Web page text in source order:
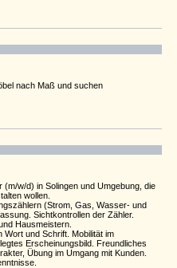
nach Maß und suchen
w/d) in Solingen und Umgebung, die
wollen.
(Strom, Gas, Wasser- und
Sichtkontrollen der Zähler.
Hausmeistern.
und Schrift. Mobilität im
Erscheinungsbild. Freundliches
Übung im Umgang mit Kunden.